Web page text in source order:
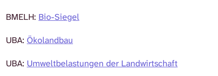
BMELH: Bio-Siegel
UBA: Ökolandbau
UBA: Umweltbelastungen der Landwirtschaft